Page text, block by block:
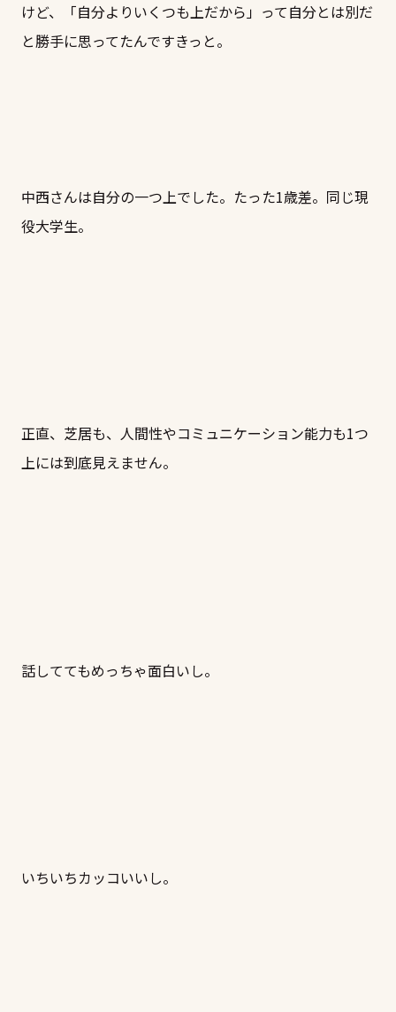
けど、「自分よりいくつも上だから」って自分とは別だ
と勝手に思ってたんですきっと。
中西さんは自分の一つ上でした。たった1歳差。同じ現
役大学生。
正直、芝居も、人間性やコミュニケーション能力も1つ
上には到底見えません。
話しててもめっちゃ面白いし。
いちいちカッコいいし。